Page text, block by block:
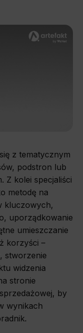
z tematycznym
podstron lub
Z kolei specjaliści
metodę na
kluczowych,
uporządkowanie
umieszczanie
korzyści –
stworzenie
widzenia
stronie
by
wynikach